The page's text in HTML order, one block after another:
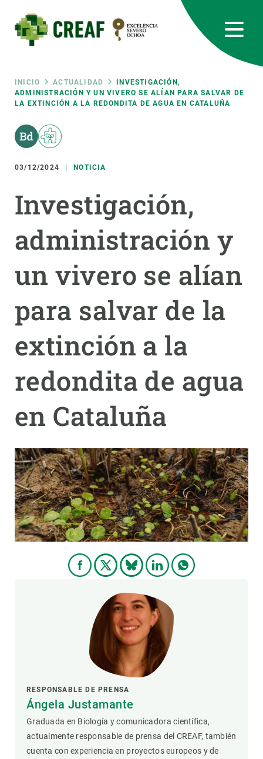
contenido
principal
Ruta
de
navegación
INICIO ACTUALIDAD
INVESTIGACIÓN,
ADMINISTRACIÓN Y UN VIVERO SE ALÍAN PARA SALVAR DE
LA EXTINCIÓN A LA REDONDITA DE AGUA EN CATALUÑA
03/12/2024 NOTICIA
Investigación,
administración y
un vivero se alían
para salvar de la
extinción a la
redondita de agua
en Cataluña
RESPONSABLE DE PRENSA
Ángela Justamante
Graduada en Biología y comunicadora científica,
actualmente responsable de prensa del CREAF, también
cuenta con experiencia en proyectos europeos y de
RRSS
Featured
responsive
Responsive
menu
INVESTIGACIÓN
CIENCIA EN ACCIÓN
NOTICIAS Y AGENDA